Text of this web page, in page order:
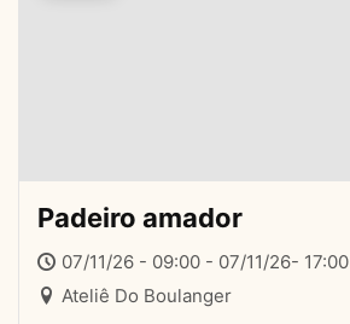
Padeiro amador
07/11/26 - 09:00 - 07/11/26- 17:00
Ateliê Do Boulanger